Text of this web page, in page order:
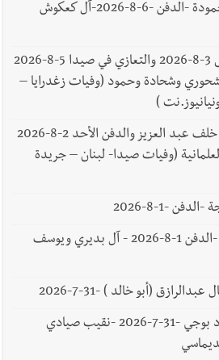
وفاة الحاجة رقية محمد حمودة -الدفن -6-8-2026-آل كعكوش
وفاة مصطفى محمد موسى 3-8-2026 والتعازي في صيدا 5-8-2026
وشحادة وحمود (وفيات زغدرايا –
)
وفاة الشاب موسى محمد خلف عبد العزيز والدفن الأحد 2-8-2026
(وفيات صيدا- لبنان – جريدة
-1-8-2026
وفاة بدرية يوسف بديري -الدفن 1-8-2026 - آل بديري ويوسف
(أبو خالد ) -31-7-2026
وفاة الحاج مصطفى محمود بوجي -31-7-2026 -نقيب صيادي